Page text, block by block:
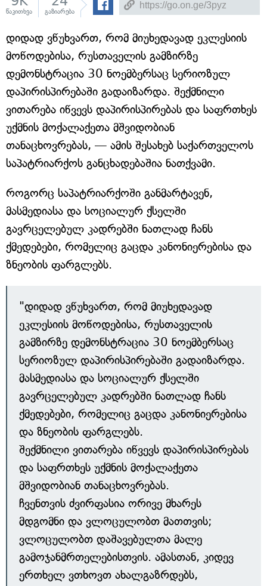
წაკითხვა გაზიარება
დიდად ვწუხვართ, რომ მიუხედავად ეკლესიის
მოწოდებისა, რუსთაველის გამზირზე
დემონსტრაცია 30 ნოემბერსაც სერიოზულ
დაპირისპირებაში გადაიზარდა. შექმნილი
ვითარება იწვევს დაპირისპირებას და საფრთხეს
უქმნის მოქალაქეთა მშვიდობიან
თანაცხოვრებას, — ამის შესახებ საქართველოს
საპატრიარქოს განცხადებაშია ნათქვამი.
როგორც საპატრიარქოში განმარტავენ,
მასმედიასა და სოციალურ ქსელში
გავრცელებულ კადრებში ნათლად ჩანს
ქმედებები, რომელიც გაცდა კანონიერებისა და
ზნეობის ფარგლებს.
"დიდად ვწუხვართ, რომ მიუხედავად
ეკლესიის მოწოდებისა, რუსთაველის
გამზირზე დემონსტრაცია 30 ნოემბერსაც
სერიოზულ დაპირისპირებაში გადაიზარდა.
მასმედიასა და სოციალურ ქსელში
გავრცელებულ კადრებში ნათლად ჩანს
ქმედებები, რომელიც გაცდა კანონიერებისა
და ზნეობის ფარგლებს.
შექმნილი ვითარება იწვევს დაპირისპირებას
და საფრთხეს უქმნის მოქალაქეთა
მშვიდობიან თანაცხოვრებას.
ჩვენთვის ძვირფასია ორივე მხარეს
მდგომნი და ვლოცულობთ მათთვის;
ვლოცულობთ დაშავებულთა მალე
გამოჯანმრთელებისთვის. ამასთან, კიდევ
ერთხელ ვთხოვთ ახალგაზრდებს,